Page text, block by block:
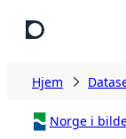
Hjem
Norge i